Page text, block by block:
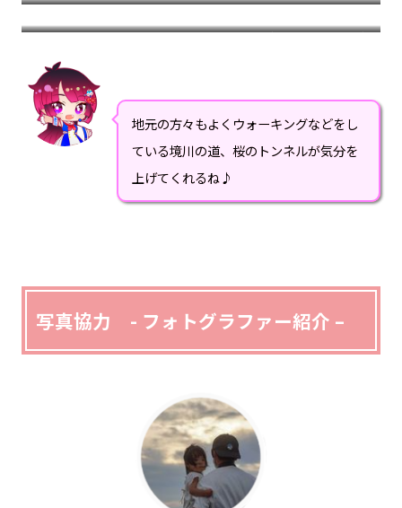
境川 川沿い
桜のトンネルが多い川沿い。カトリック片瀬教会の辺りから桜
並木があり、場所場所で桜を楽しむことができます。
レジャーシートを敷いてのお花見は難しいですがその分お散歩
などしながら桜を見ることができる道です。
Photo by © yota_ishizawa